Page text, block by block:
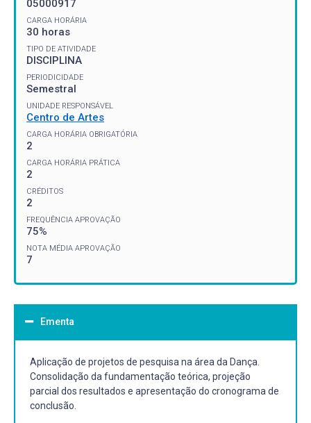
05000917
CARGA HORÁRIA
30 horas
TIPO DE ATIVIDADE
DISCIPLINA
PERIODICIDADE
Semestral
UNIDADE RESPONSÁVEL
Centro de Artes
CARGA HORÁRIA OBRIGATÓRIA
2
CARGA HORÁRIA PRÁTICA
2
CRÉDITOS
2
FREQUÊNCIA APROVAÇÃO
75%
NOTA MÉDIA APROVAÇÃO
7
Ementa
Aplicação de projetos de pesquisa na área da Dança.
Consolidação da fundamentação teórica, projeção
parcial dos resultados e apresentação do cronograma de
conclusão.